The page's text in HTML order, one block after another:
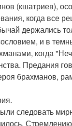
(кшатриев),
когда все
держались
и в
когда
Предания
брахманов,
следовать